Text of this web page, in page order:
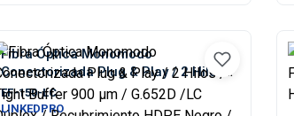
Fibra Óptica Monomodo
Conectorizada Plug & Play / 2 Hilos /
Tight Buffer 900 μm / G.652D /LC
Dúplex / Recubrimiento HDPE Negro
EF-150-LC
LINKEDPRO